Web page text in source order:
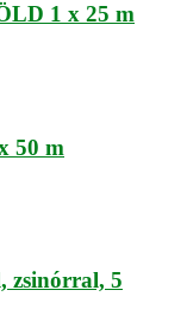
1 x 25 m
50 m
zsinórral, 5